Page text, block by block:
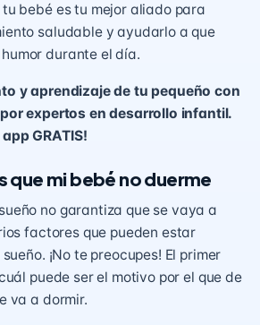
bebé es tu mejor aliado para
saludable y ayudarlo a que
durante el día.
y aprendizaje de tu pequeño con
expertos en desarrollo infantil.
GRATIS!
que mi bebé no duerme
no garantiza que se vaya a
factores que pueden estar
¡No te preocupes! El primer
puede ser el motivo por el que de
va a dormir.